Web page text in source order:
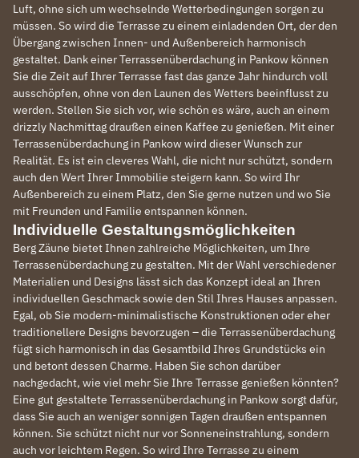
Luft, ohne sich um wechselnde Wetterbedingungen sorgen zu
müssen. So wird die Terrasse zu einem einladenden Ort, der den
Übergang zwischen Innen- und Außenbereich harmonisch
gestaltet. Dank einer Terrassenüberdachung in Pankow können
Sie die Zeit auf Ihrer Terrasse fast das ganze Jahr hindurch voll
ausschöpfen, ohne von den Launen des Wetters beeinflusst zu
werden. Stellen Sie sich vor, wie schön es wäre, auch an einem
drizzly Nachmittag draußen einen Kaffee zu genießen. Mit einer
Terrassenüberdachung in Pankow wird dieser Wunsch zur
Realität. Es ist ein cleveres Wahl, die nicht nur schützt, sondern
auch den Wert Ihrer Immobilie steigern kann. So wird Ihr
Außenbereich zu einem Platz, den Sie gerne nutzen und wo Sie
mit Freunden und Familie entspannen können.
Individuelle Gestaltungsmöglichkeiten
Berg Zäune bietet Ihnen zahlreiche Möglichkeiten, um Ihre
Terrassenüberdachung zu gestalten. Mit der Wahl verschiedener
Materialien und Designs lässt sich das Konzept ideal an Ihren
individuellen Geschmack sowie den Stil Ihres Hauses anpassen.
Egal, ob Sie modern-minimalistische Konstruktionen oder eher
traditionellere Designs bevorzugen – die Terrassenüberdachung
fügt sich harmonisch in das Gesamtbild Ihres Grundstücks ein
und betont dessen Charme. Haben Sie schon darüber
nachgedacht, wie viel mehr Sie Ihre Terrasse genießen könnten?
Eine gut gestaltete Terrassenüberdachung in Pankow sorgt dafür,
dass Sie auch an weniger sonnigen Tagen draußen entspannen
können. Sie schützt nicht nur vor Sonneneinstrahlung, sondern
auch vor leichtem Regen. So wird Ihre Terrasse zu einem